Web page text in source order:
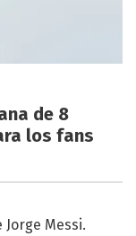
de 8
los fans